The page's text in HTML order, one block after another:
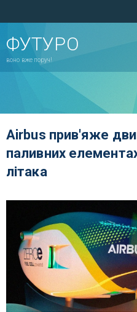
ФУТУРО
воно вже поруч!
Airbus прив'яже
паливних
літака